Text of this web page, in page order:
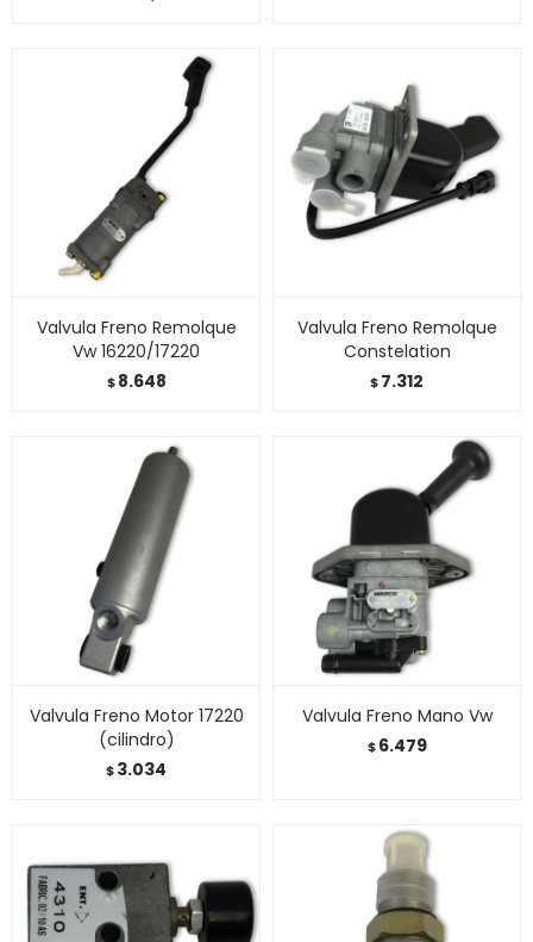
Valvula Freno Remolque
Vw 16220/17220
$ 8.648
Valvula Freno Remolque
Constelation
$7.312
Valvula Freno Motor 17220
(cilindro)
$3.034
Valvula Freno Mano Vw
$ 6.479